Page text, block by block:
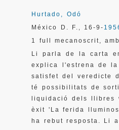
Hurtado, Odó
México D. F. 16-9-
1 full mecanoscrit,
Li parla de la carta
explica l'estrena de
satisfet del veredicte
té possibilitats de
liquidació dels llibres
èxit 'La ferida
ha rebut resposta. Li